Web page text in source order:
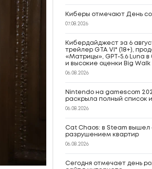
Киберы отмечают День
07.08.2026
Кибердайджест за 6
трейлер GTA VI* (18+),
«Матрицы», GPT-5.6 Luna
и высокие оценки Big Walk
06.08.2026
Nintendo на gamescom
раскрыла полный список
06.08.2026
Cat Chaos: в Steam вышел
разрушением квартир
06.08.2026
Сегодня отмечает день